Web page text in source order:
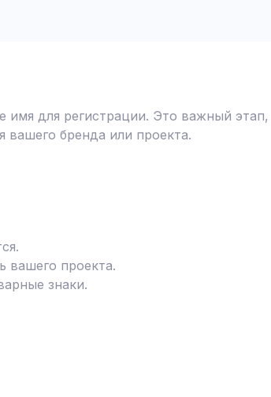
для регистрации. Это важный этап,
бренда или проекта.
вашего проекта.
знаки.